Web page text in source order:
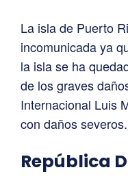
La isla de Puerto
incomunicada ya
la isla se ha
de los graves
Internacional Luis
con daños severos.
República